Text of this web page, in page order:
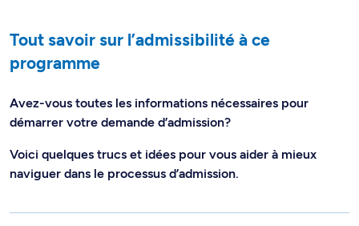
Tout savoir sur l’admissibilité à ce
programme
Avez-vous toutes les informations nécessaires pour
démarrer votre demande d’admission?
Voici quelques trucs et idées pour vous aider à mieux
naviguer dans le processus d’admission.